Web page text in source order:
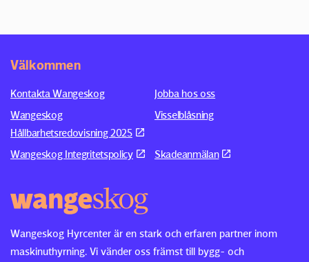
Wangeskog Hyrcenter är en stark och erfaren partner inom
maskinuthyrning. Vi vänder oss främst till bygg- och
Välkommen
Kontakta Wangeskog
Jobba hos oss
Wangeskog
Hållbarhetsredovisning 2025
Visselblåsning
Wangeskog Integritetspolicy Skadeanmälan